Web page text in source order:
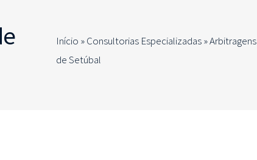
Início »Consultorias Especializadas»Arbitragens
de Setúbal